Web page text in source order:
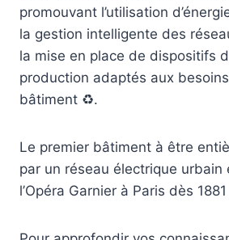
promouvant l’utilisation
la gestion intelligente des
la mise en place de dispositifs
production adaptés aux
bâtiment ♻️.
Le premier bâtiment à être
par un réseau électrique urbain
l’Opéra Garnier à Paris dès